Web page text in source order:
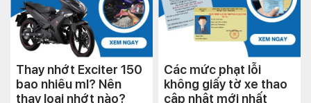
Thay nhớt Exciter 150
bao nhiêu ml? Nên
thay loại nhớt nào?
Các mức phạt lỗi
không giấy tờ xe thao
cập nhật mới nhất